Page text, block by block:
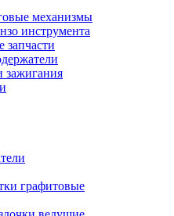
механизмы
инструмента
запчасти
зажигания
графитовые